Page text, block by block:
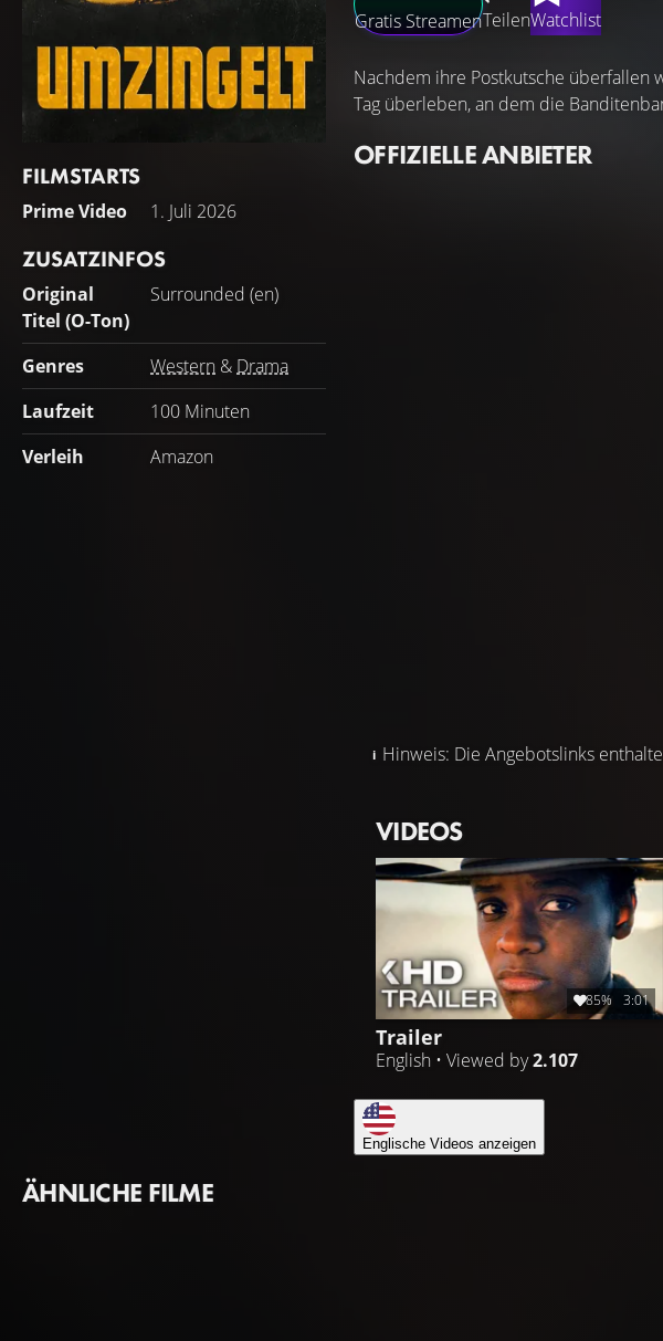
FILMSTARTS
Prime Video 1. Juli 2026
ZUSATZINFOS
Original
Titel (O-Ton)
Surrounded (en)
Genres Western & Drama
Laufzeit
100 Minuten
Verleih
Amazon
Gratis StreamenTeilenWatchlist
Nachdem ihre Postkutsche überfallen
Tag überleben, an dem die
OFFIZIELLE ANBIETER
Hinweis: Die Angebotslinks
VIDEOS
85% 3:01
Trailer
English • Viewed by2.107
Englische Videos anzeigen
ÄHNLICHE FILME